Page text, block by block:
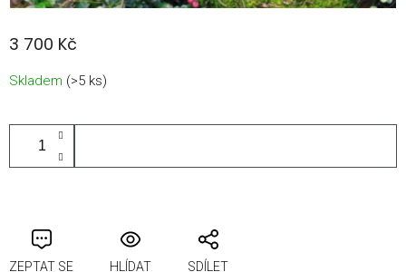
3 700 Kč
cena:
Skladem (>5 ks)
ZEPTAT SE HLÍDAT SDÍLET